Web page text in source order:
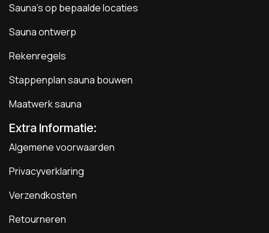
Sauna's op bepaalde locaties
Sauna ontwerp
Rekenregels
Stappenplan sauna bouwen
Maatwerk sauna
Extra Informatie:
Algemene voorwaarden
Privacyverklaring
Verzendkosten
Retourneren